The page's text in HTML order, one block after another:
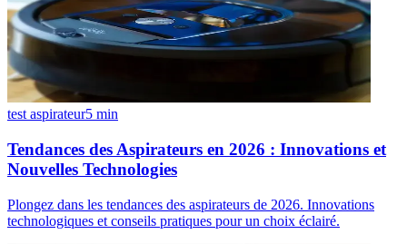
test aspirateur5 min
Tendances des Aspirateurs en 2026 : Innovations et
Nouvelles Technologies
Plongez dans les tendances des aspirateurs de 2026. Innovations
technologiques et conseils pratiques pour un choix éclairé.